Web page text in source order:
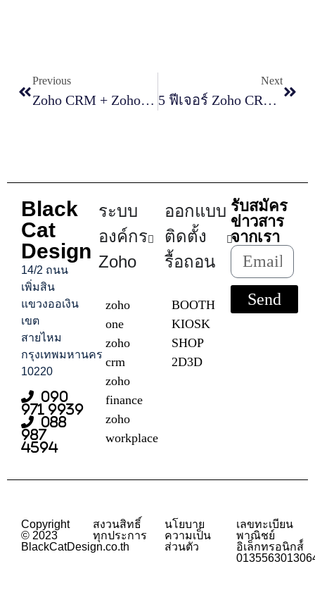
Previous
Zoho CRM + Zoho Books: จัดการบัญชีและลูกค้าในที่เดียว
Next
5 ฟีเจอร์ Zoho CRM ที่ช่วยปิดการขายได้เร็วขึ้น
Black
Cat
Design
14/2 ถนน
เพิ่มสิน
แขวงออเงิน
เขต
สายไหม
กรุงเทพมหานคร
10220
090
971 9939
088
987
4594
ระบบ
องค์กร
Zoho
zoho
one
zoho
crm
zoho
finance
zoho
workplace
ออกแบบ
ติดตั้ง
รื้อถอน
BOOTH
KIOSK
SHOP
2D3D
รับสมัคร
ข่าวสาร
จากเรา
Send
Copyright
© 2023
BlackCatDesign.co.th
สงวนสิทธิ์
ทุกประการ
นโยบาย
ความเป็น
ส่วนตัว
เลขทะเบียน
พาณิชย์
อิเล็กทรอนิกส์์